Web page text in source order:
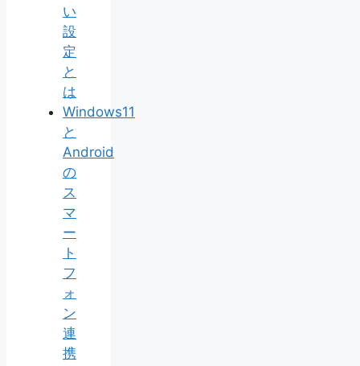
い
設
定
と
は
Windows11
と
Android
の
ス
マ
ー
ト
フ
ォ
ン
連
携